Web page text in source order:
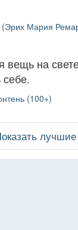
Мария
вещь на
(100+)
лучшие